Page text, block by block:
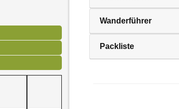
Wanderführer
Packliste